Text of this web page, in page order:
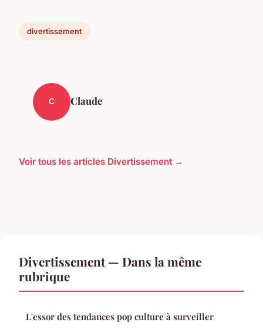
divertissement
C Claude
Voir tous les articles Divertissement →
Divertissement — Dans la même
rubrique
L'essor des tendances pop culture à surveiller